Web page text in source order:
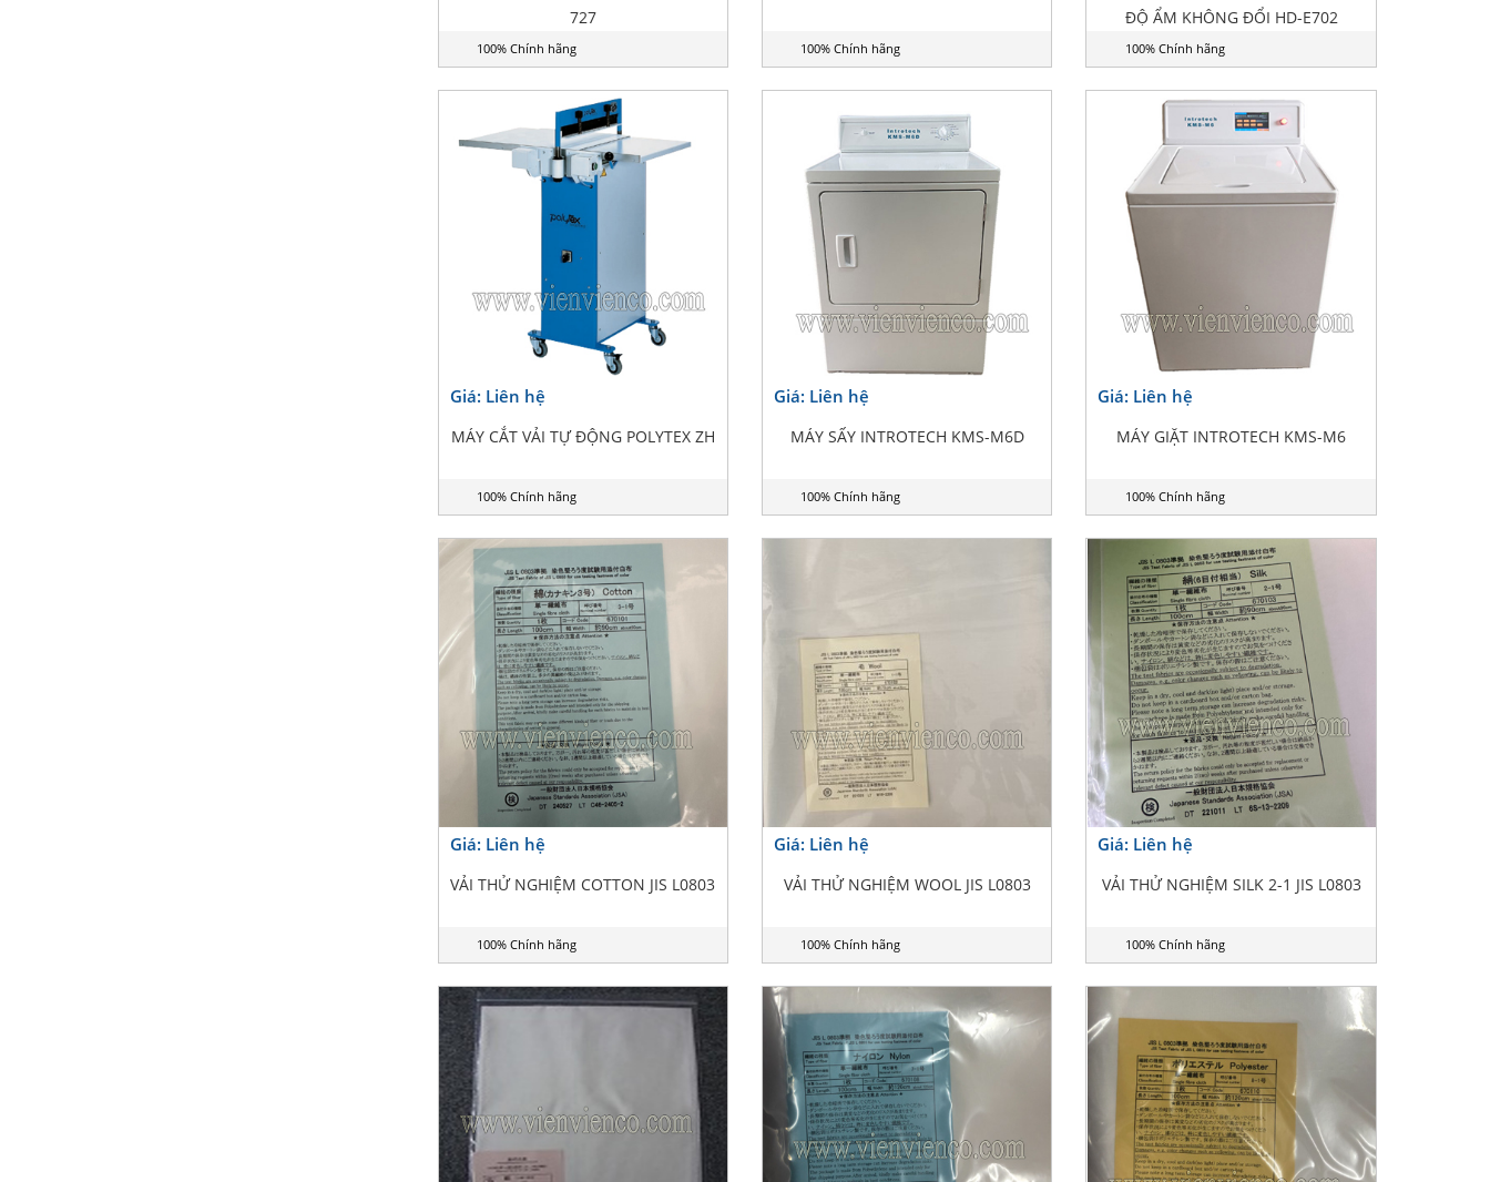
727
100% Chính hãng 100% Chính hãng
ĐỘ ẨM KHÔNG ĐỔI HD-E702
100% Chính hãng
Giá: Liên hệ
MÁY CẮT VẢI TỰ ĐỘNG POLYTEX ZH
100% Chính hãng
Giá: Liên hệ
MÁY SẤY INTROTECH KMS-M6D
100% Chính hãng
Giá: Liên hệ
MÁY GIẶT INTROTECH KMS-M6
100% Chính hãng
Giá: Liên hệ
VẢI THỬ NGHIỆM COTTON JIS L0803
100% Chính hãng
Giá: Liên hệ
VẢI THỬ NGHIỆM WOOL JIS L0803
100% Chính hãng
Giá: Liên hệ
VẢI THỬ NGHIỆM SILK 2-1 JIS L0803
100% Chính hãng